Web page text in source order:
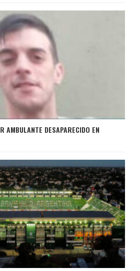
AMBULANTE DESAPARECIDO EN